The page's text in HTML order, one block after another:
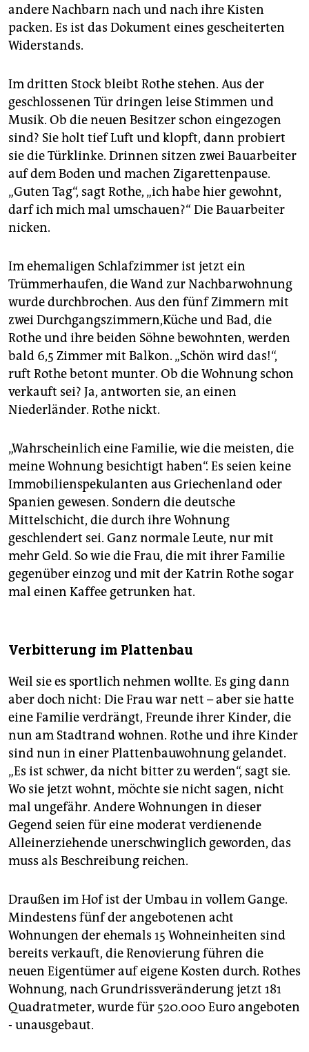
andere Nachbarn nach und nach ihre Kisten
packen. Es ist das Dokument eines gescheiterten
Widerstands.
Im dritten Stock bleibt Rothe stehen. Aus der
geschlossenen Tür dringen leise Stimmen und
Musik. Ob die neuen Besitzer schon eingezogen
sind? Sie holt tief Luft und klopft, dann probiert
sie die Türklinke. Drinnen sitzen zwei Bauarbeiter
auf dem Boden und machen Zigarettenpause.
„Guten Tag“, sagt Rothe, „ich habe hier gewohnt,
darf ich mich mal umschauen?“ Die Bauarbeiter
nicken.
Im ehemaligen Schlafzimmer ist jetzt ein
Trümmerhaufen, die Wand zur Nachbarwohnung
wurde durchbrochen. Aus den fünf Zimmern mit
zwei Durchgangszimmern,Küche und Bad, die
Rothe und ihre beiden Söhne bewohnten, werden
bald 6,5 Zimmer mit Balkon. „Schön wird das!“,
ruft Rothe betont munter. Ob die Wohnung schon
verkauft sei? Ja, antworten sie, an einen
Niederländer. Rothe nickt.
„Wahrscheinlich eine Familie, wie die meisten, die
meine Wohnung besichtigt haben“. Es seien keine
Immobilienspekulanten aus Griechenland oder
Spanien gewesen. Sondern die deutsche
Mittelschicht, die durch ihre Wohnung
geschlendert sei. Ganz normale Leute, nur mit
mehr Geld. So wie die Frau, die mit ihrer Familie
gegenüber einzog und mit der Katrin Rothe sogar
mal einen Kaffee getrunken hat.
Verbitterung im Plattenbau
Weil sie es sportlich nehmen wollte. Es ging dann
aber doch nicht: Die Frau war nett – aber sie hatte
eine Familie verdrängt, Freunde ihrer Kinder, die
nun am Stadtrand wohnen. Rothe und ihre Kinder
sind nun in einer Plattenbauwohnung gelandet.
„Es ist schwer, da nicht bitter zu werden“, sagt sie.
Wo sie jetzt wohnt, möchte sie nicht sagen, nicht
mal ungefähr. Andere Wohnungen in dieser
Gegend seien für eine moderat verdienende
Alleinerziehende unerschwinglich geworden, das
muss als Beschreibung reichen.
Draußen im Hof ist der Umbau in vollem Gange.
Mindestens fünf der angebotenen acht
Wohnungen der ehemals 15 Wohneinheiten sind
bereits verkauft, die Renovierung führen die
neuen Eigentümer auf eigene Kosten durch. Rothes
Wohnung, nach Grundrissveränderung jetzt 181
Quadratmeter, wurde für 520.000 Euro angeboten
- unausgebaut.